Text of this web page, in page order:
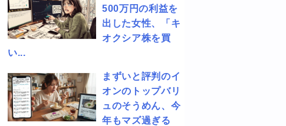
500万円の利益を
出した女性、「キ
オクシア株を買
い...
まずいと評判のイ
オンのトップバリ
ュのそうめん、今
年もマズ過ぎる